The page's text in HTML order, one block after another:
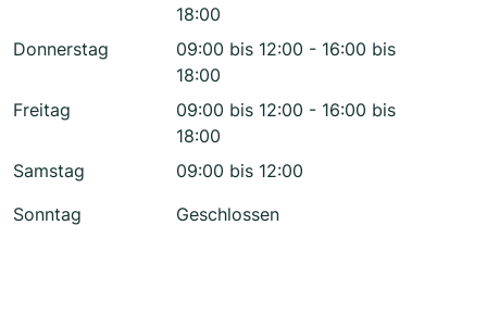
18:00
Donnerstag
09:00 bis 12:00 - 16:00 bis
18:00
Freitag
09:00 bis 12:00 - 16:00 bis
18:00
Samstag
09:00 bis 12:00
Sonntag
Geschlossen